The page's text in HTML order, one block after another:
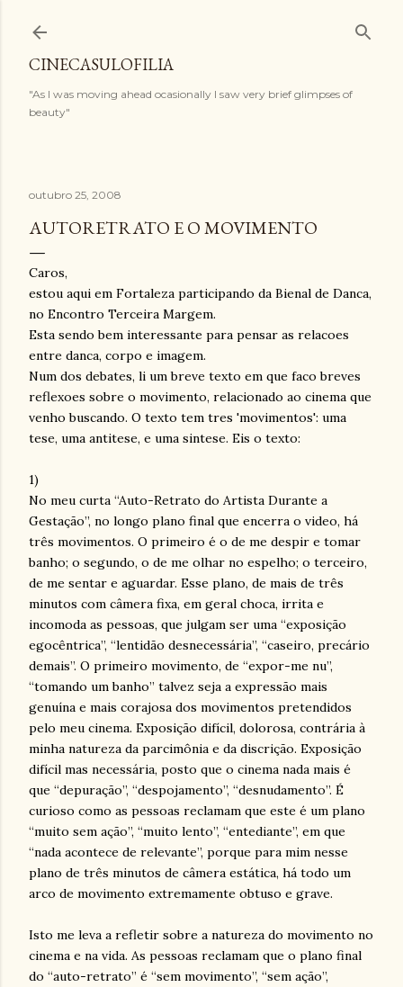
CINECASULOFILIA
"As I was moving ahead ocasionally I saw very brief glimpses of
beauty"
outubro 25, 2008
AUTORETRATO E O MOVIMENTO
Caros,
estou aqui em Fortaleza participando da Bienal de Danca,
no Encontro Terceira Margem.
Esta sendo bem interessante para pensar as relacoes
entre danca, corpo e imagem.
Num dos debates, li um breve texto em que faco breves
reflexoes sobre o movimento, relacionado ao cinema que
venho buscando. O texto tem tres 'movimentos': uma
tese, uma antitese, e uma sintese. Eis o texto:
1)
No meu curta “Auto-Retrato do Artista Durante a
Gestação”, no longo plano final que encerra o video, há
três movimentos. O primeiro é o de me despir e tomar
banho; o segundo, o de me olhar no espelho; o terceiro,
de me sentar e aguardar. Esse plano, de mais de três
minutos com câmera fixa, em geral choca, irrita e
incomoda as pessoas, que julgam ser uma “exposição
egocêntrica”, “lentidão desnecessária”, “caseiro, precário
demais”. O primeiro movimento, de “expor-me nu”,
“tomando um banho” talvez seja a expressão mais
genuína e mais corajosa dos movimentos pretendidos
pelo meu cinema. Exposição difícil, dolorosa, contrária à
minha natureza da parcimônia e da discrição. Exposição
difícil mas necessária, posto que o cinema nada mais é
que “depuração”, “despojamento”, “desnudamento”. É
curioso como as pessoas reclamam que este é um plano
“muito sem ação”, “muito lento”, “entediante”, em que
“nada acontece de relevante”, porque para mim nesse
plano de três minutos de câmera estática, há todo um
arco de movimento extremamente obtuso e grave.
Isto me leva a refletir sobre a natureza do movimento no
cinema e na vida. As pessoas reclamam que o plano final
do “auto-retrato” é “sem movimento”, “sem ação”,